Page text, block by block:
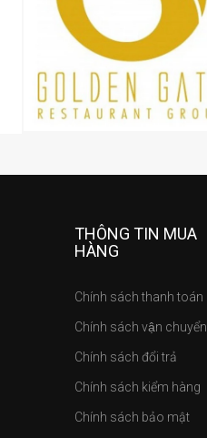
THÔNG TIN MUA
HÀNG
Chính sách thanh toán
Chính sách vận chuyển
Chính sách đổi trả
Chính sách kiểm hàng
Chính sách bảo mật